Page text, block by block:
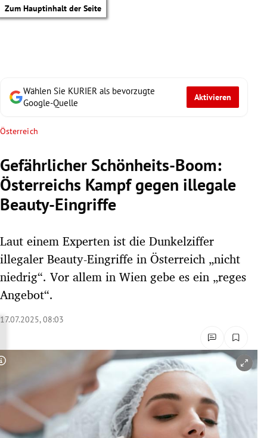
Zum Hauptinhalt der Seite
Untermenü
Untermenü
Untermenü
Untermenü
Wählen Sie KURIER als bevorzugte
Google-Quelle
Aktivieren
Österreich
Gefährlicher Schönheits-Boom:
Österreichs Kampf gegen illegale
Beauty-Eingriffe
Laut einem Experten ist die Dunkelziffer
illegaler Beauty-Eingriffe in Österreich „nicht
niedrig“. Vor allem in Wien gebe es ein „reges
Angebot“.
17.07.2025, 08:03
Copyright-Hinweis öffnen/schließen